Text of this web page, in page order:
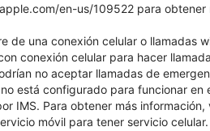
en-us/109522 para obtener
de una conexión celular o llamadas
conexión celular para hacer
no aceptar llamadas de
está configurado para funcionar
IMS. Para obtener más
móvil para tener servicio